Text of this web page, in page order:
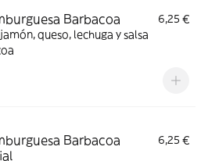
Barbacoa
6,25 €
queso, lechuga y salsa
Barbacoa
6,25 €